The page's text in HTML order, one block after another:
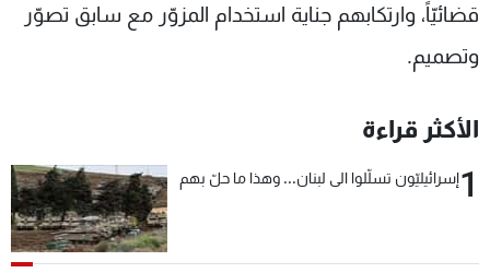
قضائيّاً، وارتكابهم جناية استخدام المزوّر مع سابق تصوّر
وتصميم.
الأكثر قراءة
1إسرائيليّون تسلّلوا الى لبنان... وهذا ما حلّ بهم